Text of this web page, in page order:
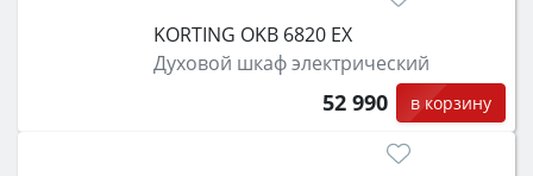
KORTING OKB 6820 EX
Духовой шкаф электрический
52 990 в корзину